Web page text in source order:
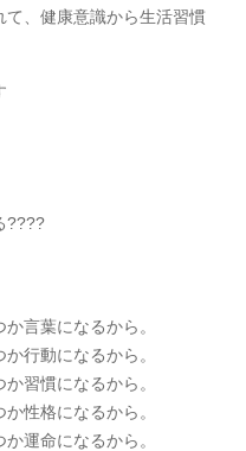
、健康意識から生活習慣
????
言葉になるから。
行動になるから。
習慣になるから。
性格になるから。
運命になるから。